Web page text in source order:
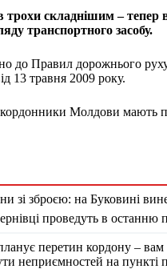
складнішим – тепер
транспортного засобу.
до Правил дорожнього
13 травня 2009 року.
Молдови мають
зі зброєю: на Буковині
проведуть в останню
перетин кордону – вам
неприємностей на пункті